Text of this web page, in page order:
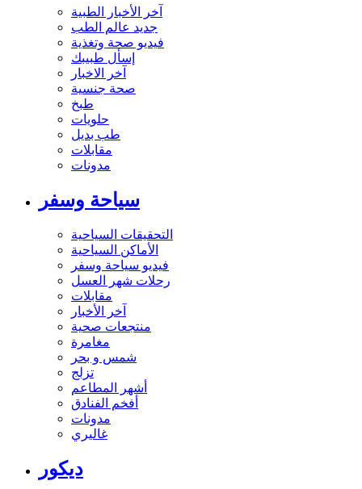
آخر الأخبار الطبية
جديد عالم الطب
فيديو صحة وتغذية
إسأل طبيبك
آخر الاخبار
صحة جنسية
طبخ
حلويات
طب بديل
مقابلات
مدونات
سياحة وسفر
التحقيقات السياحية
الأماكن السياحية
فيديو سياحة وسفر
رحلات شهر العسل
مقابلات
آخر الأخبار
منتجعات صحية
مغامرة
شمس و بحر
تزلج
أشهر المطاعم
أفخم الفنادق
مدونات
غاليري
ديكور